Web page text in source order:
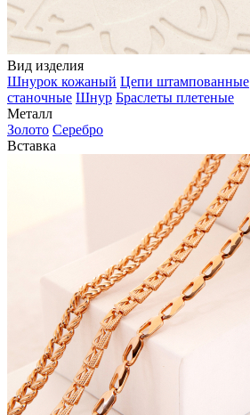
Вид изделия
Шнурок кожаный Цепи штампованные
станочные Шнур Браслеты плетеные
Металл
Золото Серебро
Вставка